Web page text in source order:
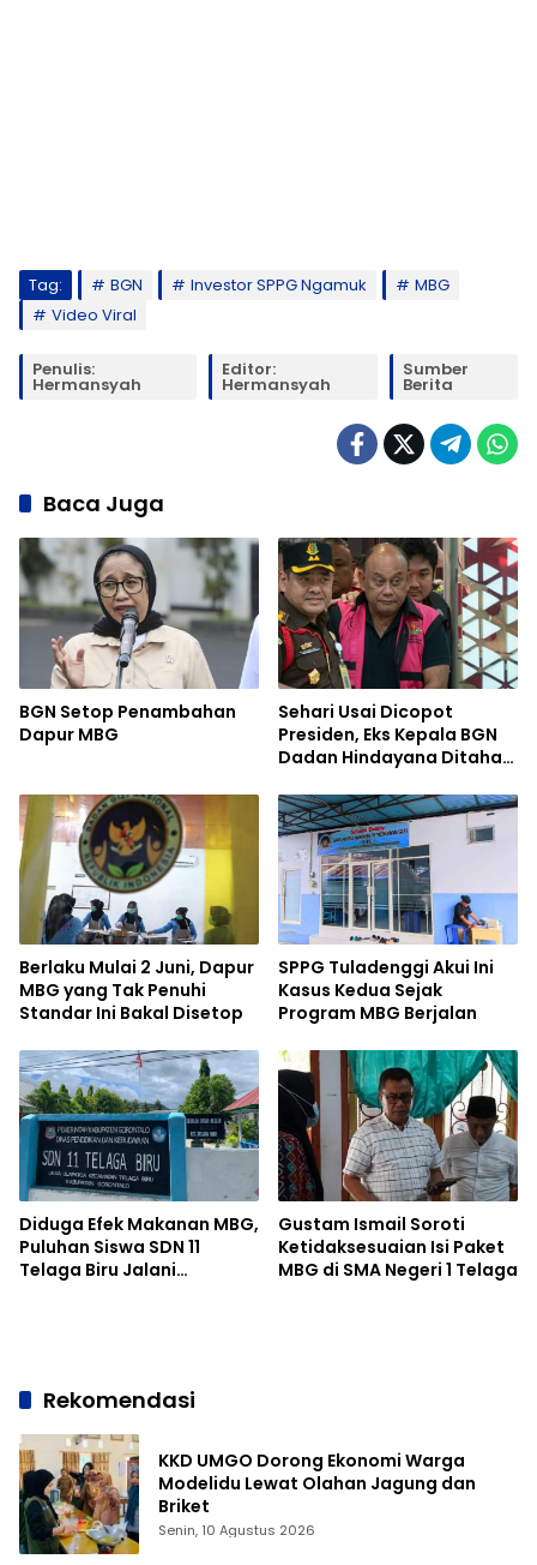
Tag: BGN Investor SPPG Ngamuk
MBG
Video Viral
Penulis:
Hermansyah
Editor:
Hermansyah
Sumber
Berita
Baca Juga
BGN Setop Penambahan
Dapur MBG
Sehari Usai Dicopot
Presiden, Eks Kepala BGN
Dadan Hindayana Ditahan
Berlaku Mulai 2 Juni, Dapur
MBG yang Tak Penuhi
Standar Ini Bakal Disetop
SPPG Tuladenggi Akui Ini
Kasus Kedua Sejak
Program MBG Berjalan
Diduga Efek Makanan MBG,
Puluhan Siswa SDN 11
Telaga Biru Jalani
Gustam Ismail Soroti
Ketidaksesuaian Isi Paket
MBG di SMA Negeri 1 Telaga
Rekomendasi
KKD UMGO Dorong Ekonomi Warga
Modelidu Lewat Olahan Jagung dan
Briket
Senin, 10 Agustus 2026